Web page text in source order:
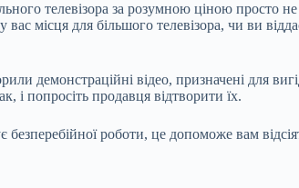
телевізора за розумною ціною
місця для більшого телевізора, чи ви
демонстраційні відео, призначені для
і попросіть продавця відтворити їх.
роботи, це допоможе вам